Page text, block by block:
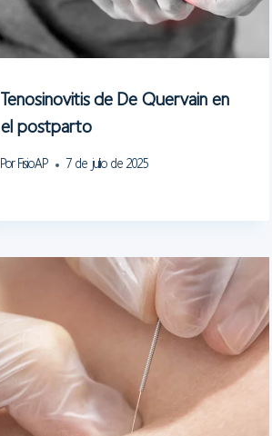
Tenosinovitis de De Quervain en
el postparto
Por FisioAP 7 de julio de 2025